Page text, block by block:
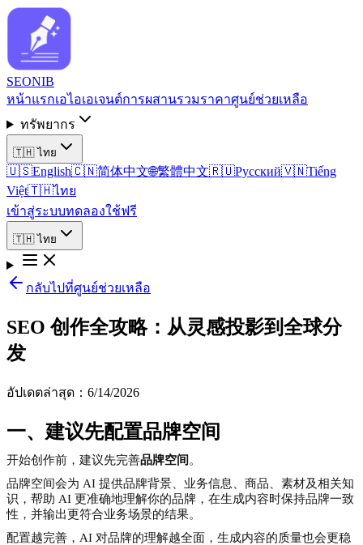
SEONIB
หน้าแรกเอไอเอเจนต์การผสานรวมราคาศูนย์ช่วยเหลือ
ทรัพยากร
🇹🇭 ไทย
🇺🇸English🇨🇳简体中文🌐繁體中文🇷🇺Русский🇻🇳Tiếng
Việt🇹🇭ไทย
เข้าสู่ระบบทดลองใช้ฟรี
🇹🇭 ไทย
กลับไปที่ศูนย์ช่วยเหลือ
SEO 创作全攻略：从灵感投影到全球分
发
อัปเดตล่าสุด ： 6/14/2026
一、建议先配置品牌空间
开始创作前，建议先完善品牌空间 。
品牌空间会为 AI 提供品牌背景、业务信息、商品、素材及相关知
识，帮助 AI 更准确地理解你的品牌，在生成内容时保持品牌一致
性，并输出更符合业务场景的结果。
配置越完善，AI 对品牌的理解越全面，生成内容的质量也会更稳